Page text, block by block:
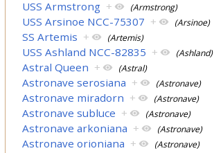
USS Armstrong + (Armstrong)
USS Arsinoe NCC-75307 + (Arsinoe)
SS Artemis + (Artemis)
USS Ashland NCC-82835 + (Ashland)
Astral Queen + (Astral)
Astronave serosiana + (Astronave)
Astronave miradorn + (Astronave)
Astronave subluce + (Astronave)
Astronave arkoniana + (Astronave)
Astronave orioniana + (Astronave)